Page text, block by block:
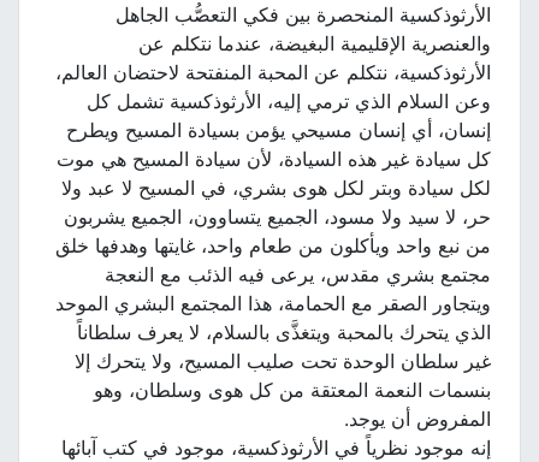
الأرثوذكسية المنحصرة بين فكي التعصُّب الجاهل
والعنصرية الإقليمية البغيضة، عندما نتكلم عن
الأرثوذكسية، نتكلم عن المحبة المنفتحة لاحتضان العالم،
وعن السلام الذي ترمي إليه، الأرثوذكسية تشمل كل
إنسان، أي إنسان مسيحي يؤمن بسيادة المسيح ويطرح
كل سيادة غير هذه السيادة، لأن سيادة المسيح هي موت
لكل سيادة وبتر لكل هوى بشري، في المسيح لا عبد ولا
حر، لا سيد ولا مسود، الجميع يتساوون، الجميع يشربون
من نبع واحد ويأكلون من طعام واحد، غايتها وهدفها خلق
مجتمع بشري مقدس، يرعى فيه الذئب مع النعجة
ويتجاور الصقر مع الحمامة، هذا المجتمع البشري الموحد
الذي يتحرك بالمحبة ويتغذَّى بالسلام، لا يعرف سلطاناً
غير سلطان الوحدة تحت صليب المسيح، ولا يتحرك إلا
بنسمات النعمة المعتقة من كل هوى وسلطان، وهو
المفروض أن يوجد.
إنه موجود نظرياً في الأرثوذكسية، موجود في كتب آبائها